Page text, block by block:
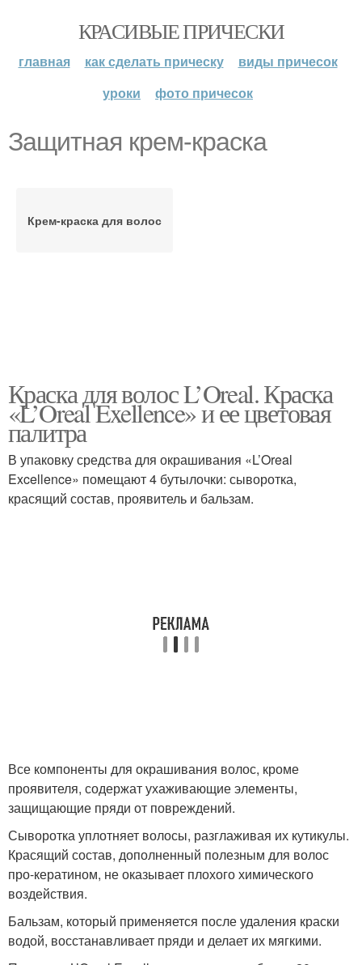
КРАСИВЫЕ ПРИЧЕСКИ
главная как сделать прическу
виды причесок
уроки
фото причесок
Защитная крем-краска
Крем-краска для волос
Краска для волос L’Oreal. Краска
«L’Oreal Exellence» и ее цветовая
палитра
В упаковку средства для окрашивания «L’Oreal
Excellence» помещают 4 бутылочки: сыворотка,
красящий состав, проявитель и бальзам.
Все компоненты для окрашивания волос, кроме
проявителя, содержат ухаживающие элементы,
защищающие пряди от повреждений.
Сыворотка уплотняет волосы, разглаживая их кутикулы.
Красящий состав, дополненный полезным для волос
про-кератином, не оказывает плохого химического
воздействия.
Бальзам, который применяется после удаления краски
водой, восстанавливает пряди и делает их мягкими.